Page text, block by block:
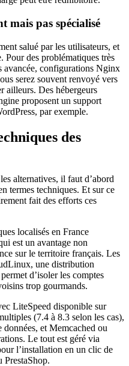
mais pas spécialisé
salué par les utilisateurs, et
Pour des problématiques très
avancée, configurations Nginx
serez souvent renvoyé vers
ailleurs. Des hébergeurs
proposent un support
par exemple.
des
alternatives, il faut d’abord
termes techniques. Et sur ce
fait des efforts ces
localisés en France
est un avantage non
sur le territoire français. Les
une distribution
d’isoler les comptes
trop gourmands.
LiteSpeed disponible sur
(7.4 à 8.3 selon les cas),
et Memcached ou
Le tout est géré via
l’installation en un clic de
PrestaShop.